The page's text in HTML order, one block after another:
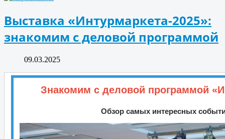
Выставка «Интурмаркета-2025»:
знакомим с деловой программой
09.03.2025
Знакомим с деловой программой
Обзор самых интересных